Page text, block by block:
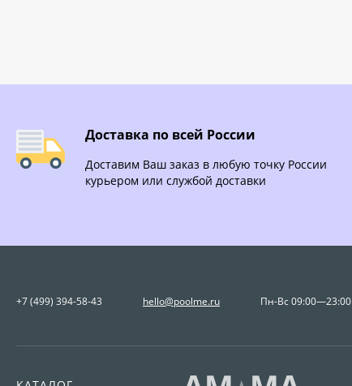
Доставка по всей России
Доставим Ваш заказ в любую точку России
курьером или службой доставки
+7 (499) 394-58-43 hello@poolme.ru Пн-Вс 09:00—23:00